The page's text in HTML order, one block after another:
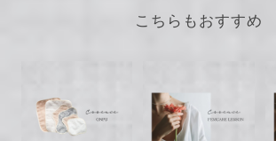
こちらもおすすめ